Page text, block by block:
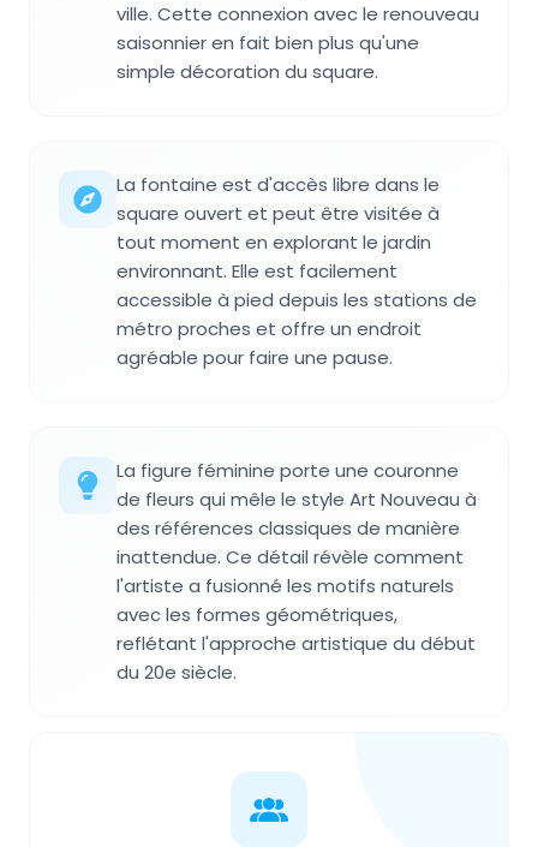
ville. Cette connexion avec le renouveau
saisonnier en fait bien plus qu'une
simple décoration du square.
La fontaine est d'accès libre dans le
square ouvert et peut être visitée à
tout moment en explorant le jardin
environnant. Elle est facilement
accessible à pied depuis les stations de
métro proches et offre un endroit
agréable pour faire une pause.
La figure féminine porte une couronne
de fleurs qui mêle le style Art Nouveau à
des références classiques de manière
inattendue. Ce détail révèle comment
l'artiste a fusionné les motifs naturels
avec les formes géométriques,
reflétant l'approche artistique du début
du 20e siècle.